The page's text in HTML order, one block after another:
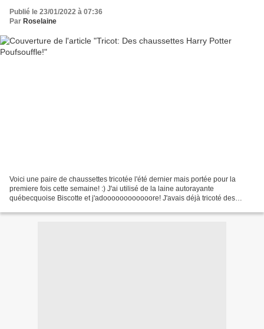
Publié le 23/01/2022 à 07:36
Par Roselaine
Voici une paire de chaussettes tricotée l'été dernier mais portée pour la
premiere fois cette semaine! :) J'ai utilisé de la laine autorayante
québecquoise Biscotte et j'adoooooooooooore! J'avais déjà tricoté des